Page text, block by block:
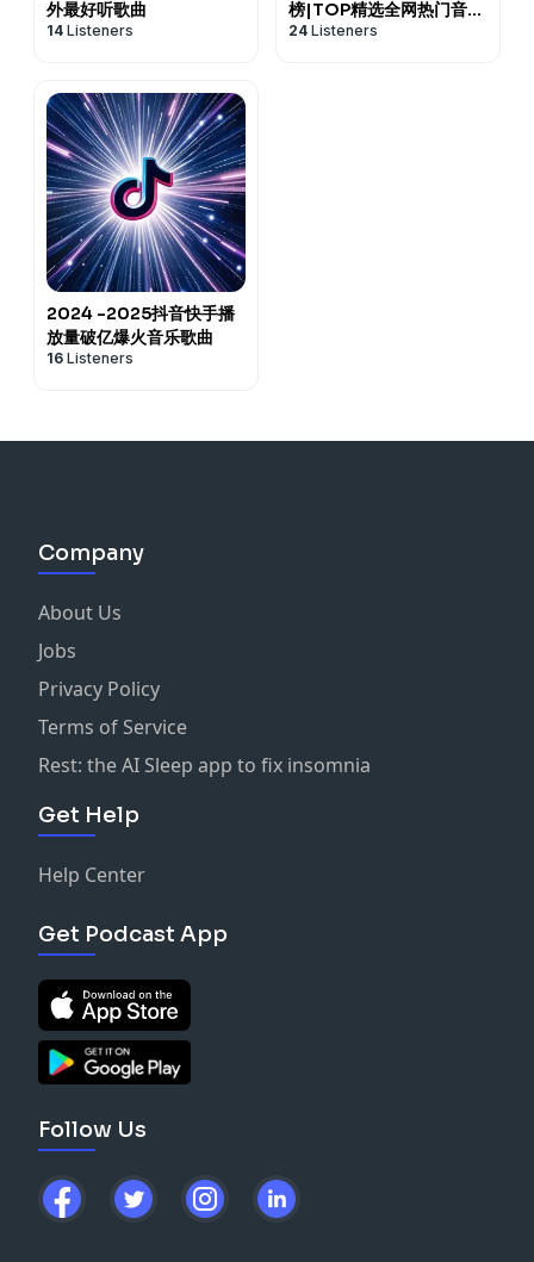
外最好听歌曲
14 Listeners
榜|TOP精选全网热门音乐
歌曲
24 Listeners
2024 -2025抖音快手播
放量破亿爆火音乐歌曲
16 Listeners
Company
About Us
Jobs
Privacy Policy
Terms of Service
Rest: the AI Sleep app to fix insomnia
Get Help
Help Center
Get Podcast App
Follow Us